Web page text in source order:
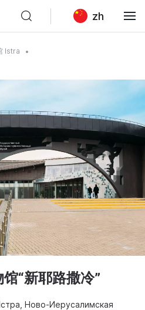
zh
Istra
“新耶路撒冷”
Ново-Иерусалимская